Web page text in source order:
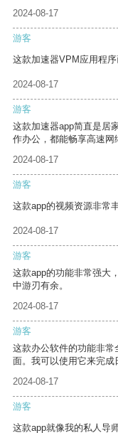
2024-08-17
游客
这款加速器VPM应用程
2024-08-17
游客
这款加速器app简直是居
作办公，都能畅享高速网
2024-08-17
游客
这款app的视频资源非常
2024-08-17
游客
这款app的功能非常强大
中游刃有余。
2024-08-17
游客
这款办公软件的功能非
面。我可以使用它来完成
2024-08-17
游客
这款app就像我的私人导